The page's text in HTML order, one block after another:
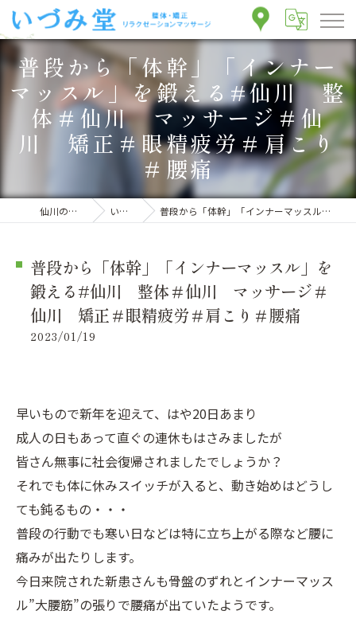
普段から「体幹」「インナー
マッスル」を鍛える#仙川 整
体＃仙川 マッサージ＃仙
川 矯正＃眼精疲労＃肩こり
＃腰痛
仙川の整体ならいづみ堂整体院 いづみ堂のブログ 普段から「体幹」「インナーマッスル」を鍛える#仙川 整体＃仙川 マッサージ＃仙川 矯正＃眼精疲労＃肩こり＃腰痛
普段から「体幹」「インナーマッスル」を
鍛える#仙川 整体＃仙川 マッサージ＃
仙川 矯正＃眼精疲労＃肩こり＃腰痛
2023/01/19
早いもので新年を迎えて、はや20日あまり
成人の日もあって直ぐの連休もはさみましたが
皆さん無事に社会復帰されましたでしょうか？
それでも体に休みスイッチが入ると、動き始めはどうし
ても鈍るもの・・・
普段の行動でも寒い日などは特に立ち上がる際など腰に
痛みが出たりします。
今日来院された新患さんも骨盤のずれとインナーマッス
ル”大腰筋”の張りで腰痛が出ていたようです。